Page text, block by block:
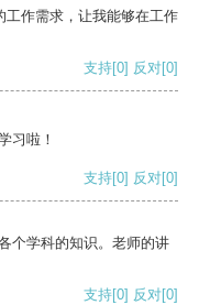
工作需求，让我能够在工作
支持[0] 反对[0]
习啦！
支持[0] 反对[0]
个学科的知识。老师的讲
支持[0] 反对[0]